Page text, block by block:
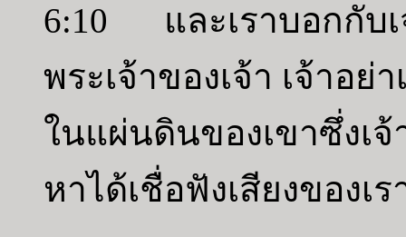
6:10 และเราบอกกับ
พระเจ้าของเจ้า เจ้าอย่
ในแผ่นดินของเขาซึ่งเ
หาได้เชื่อฟังเสียงของเร